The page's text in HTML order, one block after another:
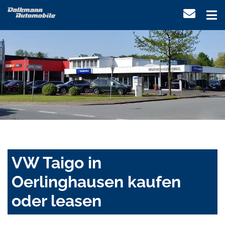
VW Taigo in
Oerlinghausen kaufen
oder leasen